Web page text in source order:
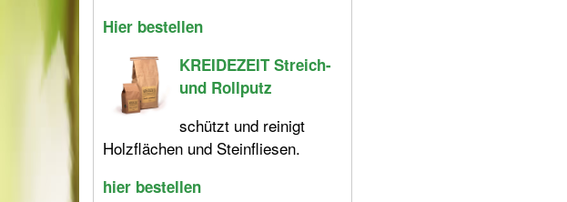
Hier bestellen
KREIDEZEIT Streich-
und Rollputz
schützt und reinigt
Holzflächen und Steinfliesen.
hier bestellen